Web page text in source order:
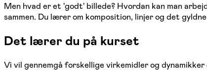
Men hvad er et 'godt' billede? Hvordan kan man
sammen. Du lærer om komposition, linjer og det
Det lærer du på kurset
Vi vil gennemgå forskellige virkemidler og